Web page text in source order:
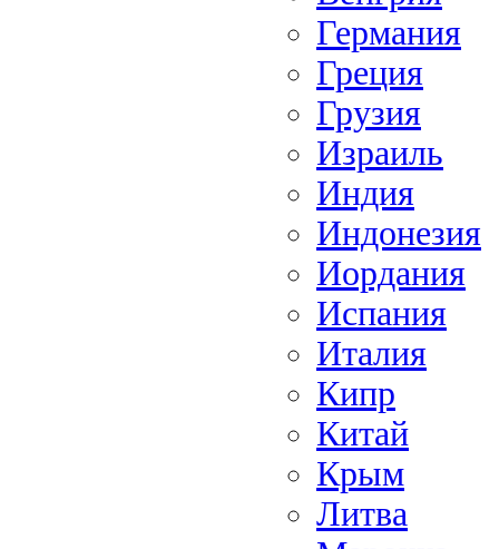
Германия
Греция
Грузия
Израиль
Индия
Индонезия
Иордания
Испания
Италия
Кипр
Китай
Крым
Литва